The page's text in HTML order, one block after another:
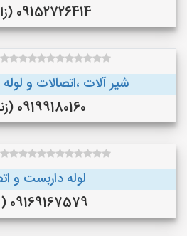
09152726414 (زاهدان )
شیر آلات ،اتصالات و
09199180160 (زنجان )
لوله داربست و
09169167579 (اهواز )